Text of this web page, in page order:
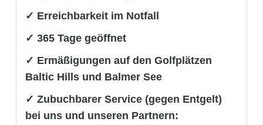
✓ Erreichbarkeit im Notfall
✓ 365 Tage geöffnet
✓ Ermäßigungen auf den Golfplätzen
Baltic Hills und Balmer See
✓ Zubuchbarer Service (gegen Entgelt)
bei uns und unseren Partnern: